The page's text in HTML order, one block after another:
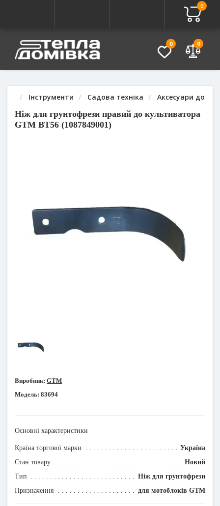
0
0 0
Інструменти Садова техніка Аксесуари до
Ніж для грунтофрези правий до культиватора
GTM BT56 (1087849001)
Питання - Відповідь
Виробник: GTM
Модель: 83694
Основні характеристики
Країна торгової марки
Україна
Стан товару
Новий
Тип
Ніж для грунтофрези
Призначення
для мотоблоків GTM